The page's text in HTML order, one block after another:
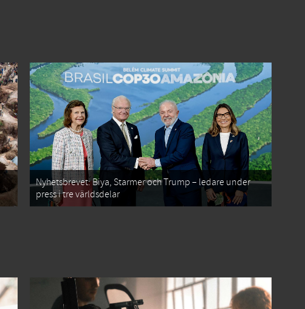
Nyhetsbrevet: Biya, Starmer och Trump – ledare under
press i tre världsdelar